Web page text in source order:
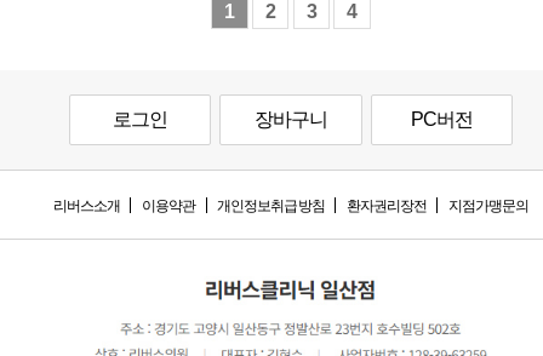
1 2 3 4
로그인 장바구니 PC버전
리버스소개 이용약관 개인정보취급방침 환자권리장전 지점가맹문의